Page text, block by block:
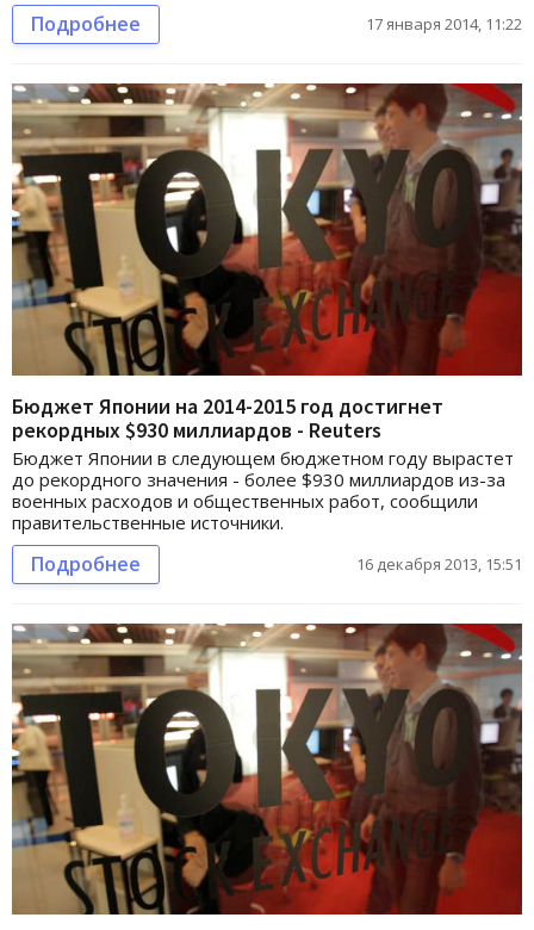
Подробнее 17 января 2014, 11:22
Бюджет Японии на 2014-2015 год достигнет
рекордных $930 миллиардов - Reuters
Бюджет Японии в следующем бюджетном году вырастет
до рекордного значения - более $930 миллиардов из-за
военных расходов и общественных работ, сообщили
правительственные источники.
Подробнее 16 декабря 2013, 15:51